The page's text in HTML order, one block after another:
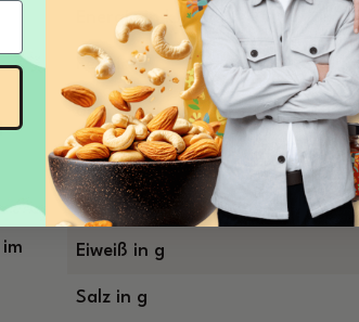
Energie in kJ/kcal
Fett in g
davon gesättigte Fettsäuren in g
Kohlenhydrate in g
davon Zucker in g
Eiweiß in g
Salz in g